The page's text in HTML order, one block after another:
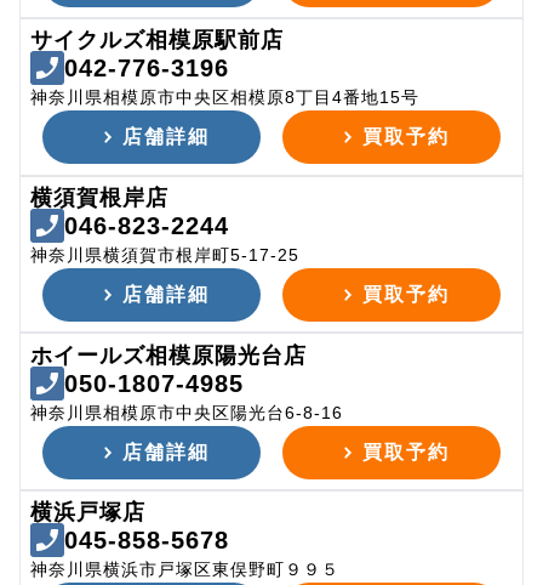
サイクルズ相模原駅前店
042-776-3196
神奈川県相模原市中央区相模原8丁目4番地15号
店舗詳細 買取予約
横須賀根岸店
046-823-2244
神奈川県横須賀市根岸町5-17-25
店舗詳細 買取予約
ホイールズ相模原陽光台店
050-1807-4985
神奈川県相模原市中央区陽光台6-8-16
店舗詳細 買取予約
横浜戸塚店
045-858-5678
神奈川県横浜市戸塚区東俣野町９９５